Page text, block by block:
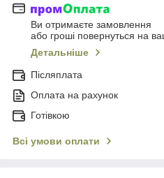
Ви отримаєте замовлення
або гроші повернуться на
Детальніше
Післяплата
Оплата на рахунок
Готівкою
Всі умови оплати